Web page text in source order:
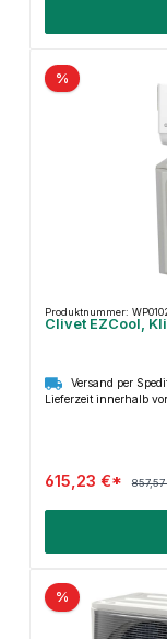
%
Produktnummer:
Clivet EZCool,
Versand per
Lieferzeit innerhalb
615,23 €*
%